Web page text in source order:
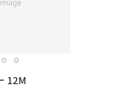
12M